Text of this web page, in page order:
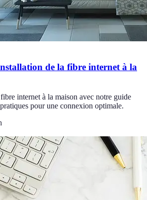
de la fibre internet à la
internet à la maison avec notre guide
pour une connexion optimale.